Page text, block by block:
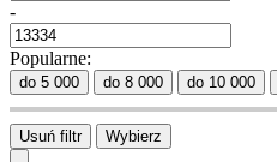
-
Popularne:
do 5 000 do 8 000 do 10 000
Usuń filtr Wybierz